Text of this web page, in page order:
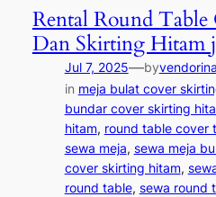
Rental Round
Dan Skirting Hitam
Jul 7, 2025—by
in meja bulat cover
bundar cover skirting
hitam, round table cover
sewa meja, sewa meja
cover skirting hitam,
round table, sewa round